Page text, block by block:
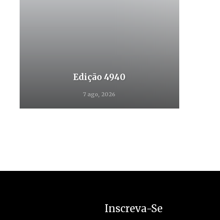
Edição 4940
7 ago, 2026
Inscreva-Se